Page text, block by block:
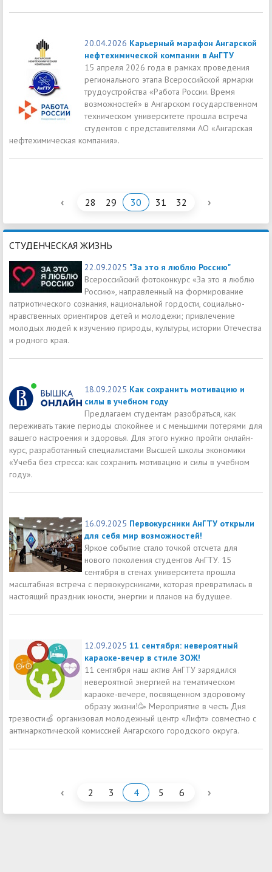
20.04.2026 Карьерный марафон Ангарской
нефтехимической компании в АнГТУ
15 апреля 2026 года в рамках проведения
регионального этапа Всероссийской ярмарки
трудоустройства «Работа России. Время
возможностей» в Ангарском государственном
техническом университете прошла встреча
студентов с представителями АО «Ангарская
нефтехимическая компания».
‹ 28 29 30 31 32 ›
СТУДЕНЧЕСКАЯ ЖИЗНЬ
22.09.2025 "За это я люблю Россию"
Всероссийский фотоконкурс «За это я люблю
Россию», направленный на формирование
патриотического сознания, национальной гордости, социально-
нравственных ориентиров детей и молодежи; привлечение
молодых людей к изучению природы, культуры, истории Отечества
и родного края.
18.09.2025 Как сохранить мотивацию и
силы в учебном году
Предлагаем студентам разобраться, как
переживать такие периоды спокойнее и с меньшими потерями для
вашего настроения и здоровья. Для этого нужно пройти онлайн-
курс, разработанный специалистами Высшей школы экономики
«Учеба без стресса: как сохранить мотивацию и силы в учебном
году».
16.09.2025 Первокурсники АнГТУ открыли
для себя мир возможностей!
Яркое событие стало точкой отсчета для
нового поколения студентов АнГТУ. 15
сентября в стенах университета прошла
масштабная встреча с первокурсниками, которая превратилась в
настоящий праздник юности, энергии и планов на будущее.
12.09.2025 11 сентября: невероятный
караоке-вечер в стиле ЗОЖ!
11 сентября наш актив АнГТУ зарядился
невероятной энергией на тематическом
караоке-вечере, посвященном здоровому
образу жизни!🥳 Мероприятие в честь Дня
трезвости🍏 организовал молодежный центр «Лифт» совместно с
антинаркотической комиссией Ангарского городского округа.
‹ 2 3 4 5 6 ›